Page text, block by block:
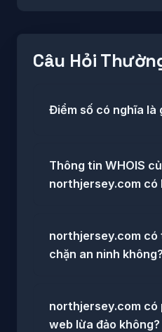
Câu Hỏi
Điểm số có nghĩa là
Thông tin WHOIS
northjersey.com có
northjersey.com có
chặn an ninh không?
northjersey.com có
web lừa đảo không?